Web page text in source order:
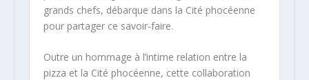
grands chefs, débarque dans la Cité phocéenne
pour partager ce savoir-faire.
Outre un hommage à l’intime relation entre la
pizza et la Cité phocéenne, cette collaboration